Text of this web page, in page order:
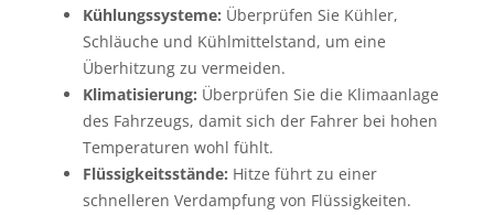
Kühlungssysteme: Überprüfen Sie Kühler,
Schläuche und Kühlmittelstand, um eine
Überhitzung zu vermeiden.
Klimatisierung: Überprüfen Sie die Klimaanlage
des Fahrzeugs, damit sich der Fahrer bei hohen
Temperaturen wohl fühlt.
Flüssigkeitsstände: Hitze führt zu einer
schnelleren Verdampfung von Flüssigkeiten.